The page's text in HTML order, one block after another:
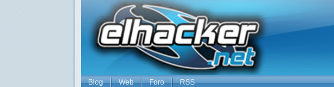
Blog Web Foro RSS